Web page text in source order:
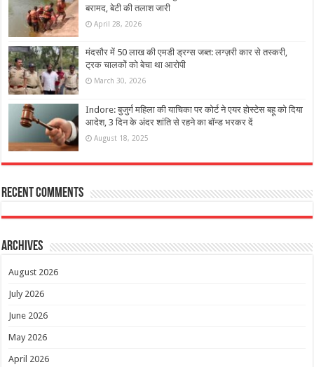
बरामद, बेटी की तलाश जारी
April 28, 2026
मंदसौर में 50 लाख की एमडी ड्रग्स जब्त: लग्ज़री कार से तस्करी,
ट्रक चालकों को बेचा था आरोपी
March 30, 2026
Indore: बुजुर्ग महिला की याचिका पर कोर्ट ने एयर होस्टेस बहू को दिया
आदेश, 3 दिन के अंदर शांति से रहने का बॉन्ड भरकर दें
August 18, 2025
Recent Comments
Archives
August 2026
July 2026
June 2026
May 2026
April 2026